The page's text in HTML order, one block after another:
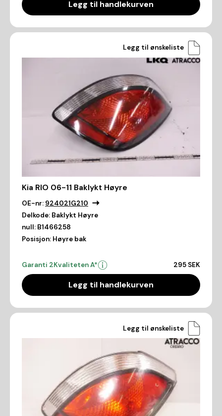
Legg til handlekurven
Legg til ønskeliste
Kia RIO 06-11 Baklykt Høyre
OE-nr: 924021G210
Delkode: Baklykt Høyre
null: B1466258
Posisjon: Høyre bak
Garanti 2Kvaliteten A* 295 SEK
Legg til handlekurven
Legg til ønskeliste